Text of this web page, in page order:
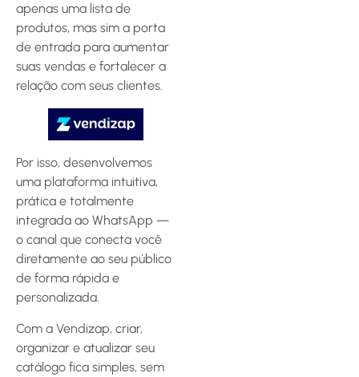
apenas uma lista de
produtos, mas sim a porta
de entrada para aumentar
suas vendas e fortalecer a
relação com seus clientes.
Por isso, desenvolvemos
uma plataforma intuitiva,
prática e totalmente
integrada ao WhatsApp —
o canal que conecta você
diretamente ao seu público
de forma rápida e
personalizada.
Com a Vendizap, criar,
organizar e atualizar seu
catálogo fica simples, sem